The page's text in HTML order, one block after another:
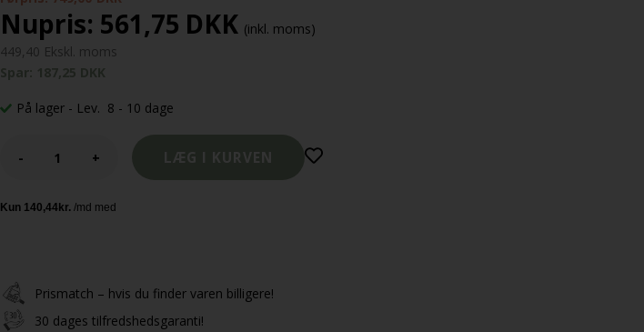
Nupris: 561,75 DKK (inkl. moms)
449,40 Ekskl. moms
På lager - Lev. 8 - 10 dage
- +
Prismatch – hvis du finder varen billigere!
30 dages tilfredshedsgaranti!